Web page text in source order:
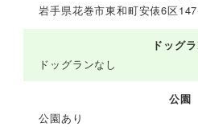
岩手県花巻市東和町安俵6区
ドッグ
ドッグランなし
公園
公園あり